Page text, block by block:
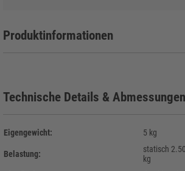
Produktinformationen
Technische Details & Abmessungen
Eigengewicht: 5 kg
Belastung:
statisch
kg